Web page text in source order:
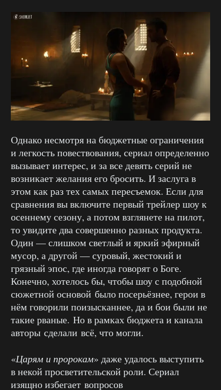
Однако несмотря на бюджетные ограничения
и легкость повествования, сериал определенно
вызывает интерес, и за все девять серий не
возникает желания его бросить. И заслуга в
этом как раз тех самых пересъемок. Если для
сравнения вы включите первый трейлер шоу к
осеннему сезону, а потом взглянете на пилот,
то увидите два совершенно разных продукта.
Один — слишком светлый и яркий эфирный
мусор, а другой — суровый, жестокий и
грязный эпос, где иногда говорят о Боге.
Конечно, хотелось бы, чтобы шоу с подобной
сюжетной основой было посерьёзнее, герои в
нём говорили поизысканнее, да и бои были не
такие рваные. Но в рамках бюджета и канала
авторы сделали всё, что могли.
«Царям и пророкам» даже удалось выступить
в некой просветительской роли. Сериал
изящно избегает вопросов